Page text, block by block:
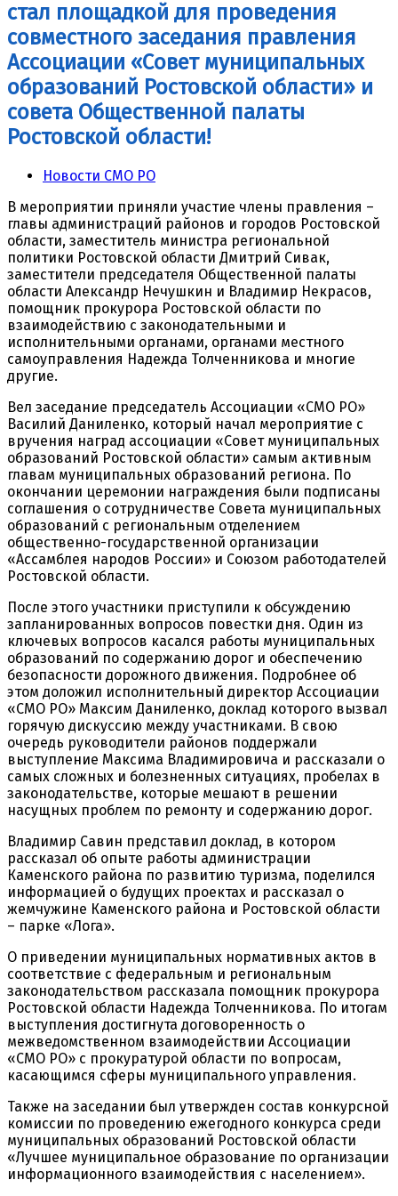
стал площадкой для проведения
совместного заседания правления
Ассоциации «Совет муниципальных
образований Ростовской области» и
совета Общественной палаты
Ростовской области!
Новости СМО РО
В мероприятии приняли участие члены правления –
главы администраций районов и городов Ростовской
области, заместитель министра региональной
политики Ростовской области Дмитрий Сивак,
заместители председателя Общественной палаты
области Александр Нечушкин и Владимир Некрасов,
помощник прокурора Ростовской области по
взаимодействию с законодательными и
исполнительными органами, органами местного
самоуправления Надежда Толченникова и многие
другие.
Вел заседание председатель Ассоциации «СМО РО»
Василий Даниленко, который начал мероприятие с
вручения наград ассоциации «Совет муниципальных
образований Ростовской области» самым активным
главам муниципальных образований региона. По
окончании церемонии награждения были подписаны
соглашения о сотрудничестве Совета муниципальных
образований с региональным отделением
общественно-государственной организации
«Ассамблея народов России» и Союзом работодателей
Ростовской области.
После этого участники приступили к обсуждению
запланированных вопросов повестки дня. Один из
ключевых вопросов касался работы муниципальных
образований по содержанию дорог и обеспечению
безопасности дорожного движения. Подробнее об
этом доложил исполнительный директор Ассоциации
«СМО РО» Максим Даниленко, доклад которого вызвал
горячую дискуссию между участниками. В свою
очередь руководители районов поддержали
выступление Максима Владимировича и рассказали о
самых сложных и болезненных ситуациях, пробелах в
законодательстве, которые мешают в решении
насущных проблем по ремонту и содержанию дорог.
Владимир Савин представил доклад, в котором
рассказал об опыте работы администрации
Каменского района по развитию туризма, поделился
информацией о будущих проектах и рассказал о
жемчужине Каменского района и Ростовской области
– парке «Лога».
О приведении муниципальных нормативных актов в
соответствие с федеральным и региональным
законодательством рассказала помощник прокурора
Ростовской области Надежда Толченникова. По итогам
выступления достигнута договоренность о
межведомственном взаимодействии Ассоциации
«СМО РО» с прокуратурой области по вопросам,
касающимся сферы муниципального управления.
Также на заседании был утвержден состав конкурсной
комиссии по проведению ежегодного конкурса среди
муниципальных образований Ростовской области
«Лучшее муниципальное образование по организации
информационного взаимодействия с населением».